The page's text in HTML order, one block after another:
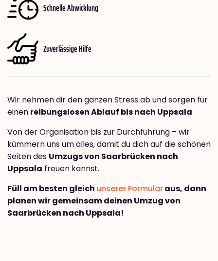
Schnelle Abwicklung
Zuverlässige Hilfe
Wir nehmen dir den ganzen Stress ab und sorgen für
einen reibungslosen Ablauf bis nach Uppsala
Von der Organisation bis zur Durchführung – wir
kümmern uns um alles, damit du dich auf die schönen
Seiten des Umzugs von Saarbrücken nach
Uppsala freuen kannst.
Füll am besten gleich unserer Formularaus, dann
planen wir gemeinsam deinen Umzug von
Saarbrücken nach Uppsala!